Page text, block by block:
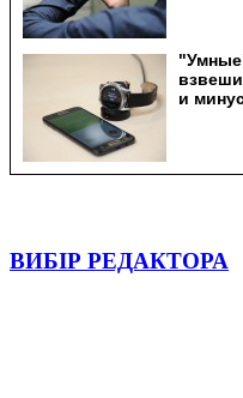
ВИБІР РЕДАКТОРА